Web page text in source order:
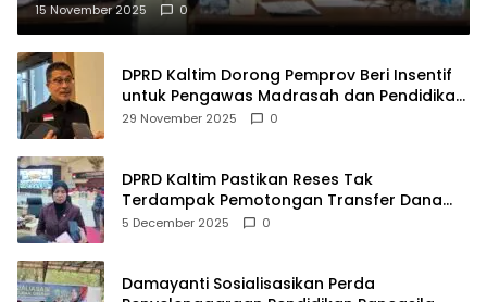
15 November 2025 0
DPRD Kaltim Dorong Pemprov Beri Insentif
untuk Pengawas Madrasah dan Pendidikan
Agama
29 November 2025 0
DPRD Kaltim Pastikan Reses Tak
Terdampak Pemotongan Transfer Dana
Pusat
5 December 2025 0
Damayanti Sosialisasikan Perda